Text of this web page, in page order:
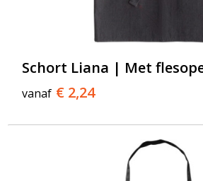
Schort Liana | Met
vanaf € 2,24